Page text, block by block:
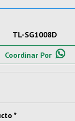
TL-SG1008D
Coordinar Por
*